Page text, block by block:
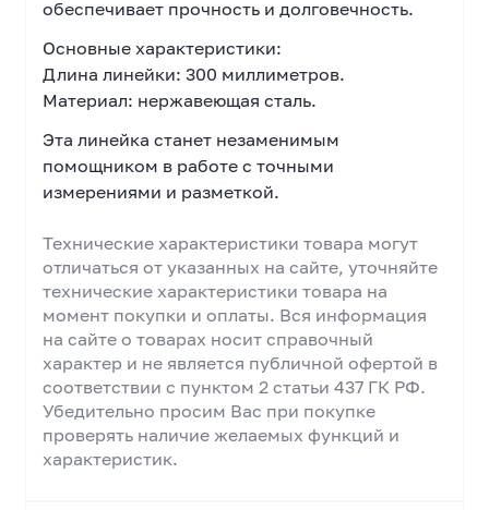
обеспечивает прочность и долговечность.
Основные характеристики:
Длина линейки: 300 миллиметров.
Материал: нержавеющая сталь.
Эта линейка станет незаменимым
помощником в работе с точными
измерениями и разметкой.
Технические характеристики товара могут
отличаться от указанных на сайте, уточняйте
технические характеристики товара на
момент покупки и оплаты. Вся информация
на сайте о товарах носит справочный
характер и не является публичной офертой в
соответствии с пунктом 2 статьи 437 ГК РФ.
Убедительно просим Вас при покупке
проверять наличие желаемых функций и
характеристик.